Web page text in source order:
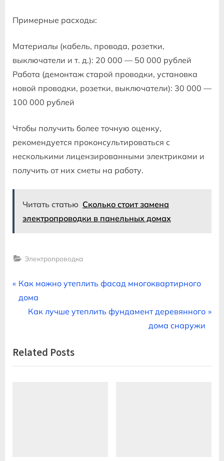
Примерные расходы:
Материалы (кабель, провода, розетки,
выключатели и т. д.): 20 000 — 50 000 рублей
Работа (демонтаж старой проводки, установка
новой проводки, розетки, выключатели): 30 000 —
100 000 рублей
Чтобы получить более точную оценку,
рекомендуется проконсультироваться с
несколькими лицензированными электриками и
получить от них сметы на работу.
Читать статью Сколько стоит замена
электропроводки в панельных домах
Электропроводка
Навигация
по
P
r
o
u
Как можно утеплить фасад многоквартирного
дома
N
t
P
Как лучше утеплить фундамент деревянного
дома снаружи
Related Posts